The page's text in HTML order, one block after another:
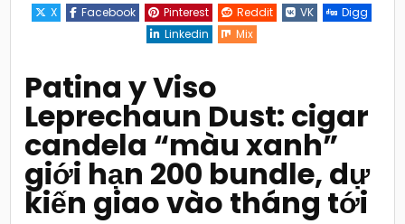
Viso
Leprechaun
Cigars
và
Viso
kiến
giao
vào
tháng
tới
X
Facebook Pinterest Reddit VK
Digg
Linkedin
Mix
Patina y Viso
Leprechaun Dust: cigar
candela “màu xanh”
giới hạn 200 bundle, dự
kiến giao vào tháng tới